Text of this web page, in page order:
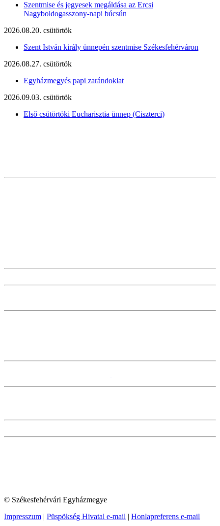
Szentmise és jegyesek megáldása az Ercsi
Nagyboldogasszony-napi búcsún
2026.08.20. csütörtök
Szent István király ünnepén szentmise Székesfehérváron
2026.08.27. csütörtök
Egyházmegyés papi zarándoklat
2026.09.03. csütörtök
Első csütörtöki Eucharisztia ünnep (Ciszterci)
© Székesfehérvári Egyházmegye
Impresszum | Püspökség Hivatal e-mail | Honlapreferens e-mail